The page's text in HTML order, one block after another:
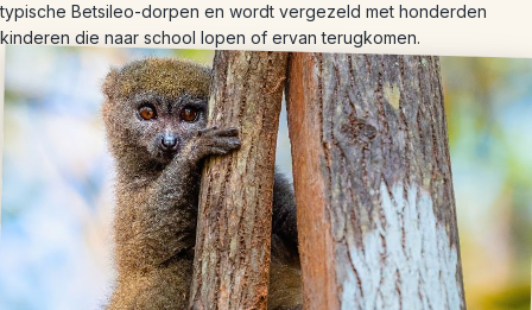
typische Betsileo-dorpen en wordt vergezeld met honderden
kinderen die naar school lopen of ervan terugkomen.